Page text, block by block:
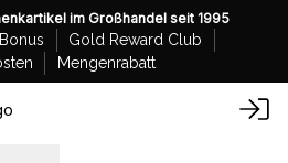
im Großhandel seit 1995
Gold Reward Club
Mengenrabatt